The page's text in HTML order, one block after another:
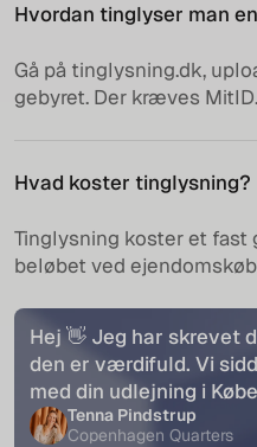
Hvordan tinglyser man
Gå på tinglysning.dk,
gebyret. Der kræves MitID.
Hvad koster tinglysning?
Tinglysning koster et fast
beløbet ved ejendomskøb
Hej 👋 Jeg har skrevet
den er værdifuld. Vi
med din udlejning i
Tenna Pindstrup
Copenhagen Quarters